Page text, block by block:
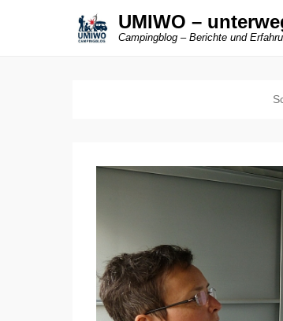
UMIWO –
Campingblog – Berichte und